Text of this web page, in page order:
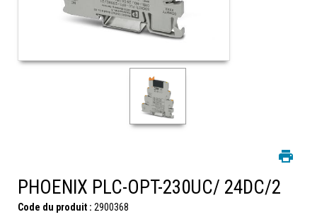
PHOENIX PLC-OPT-230UC/ 24DC/2
Code du produit : 2900368